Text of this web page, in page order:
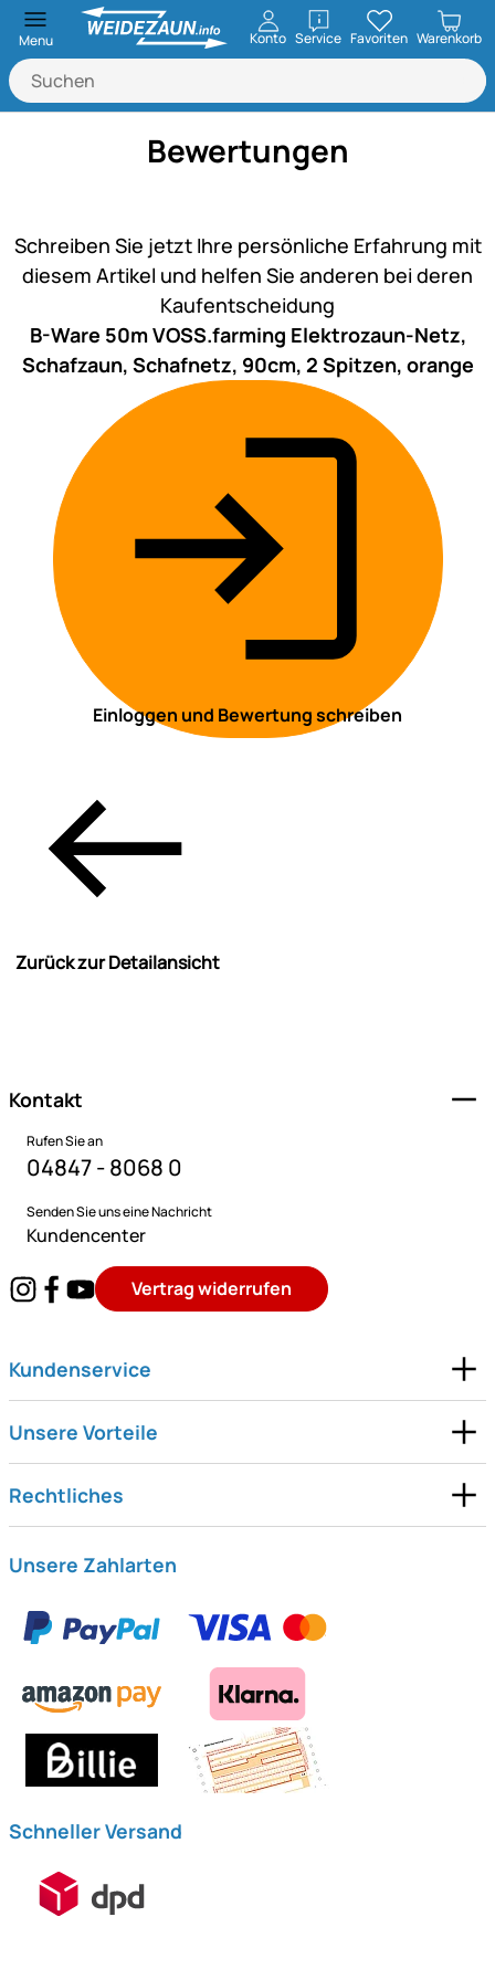
Menu Konto ServiceöffnenFavoriten Warenkorb
Bewertungen
Schreiben Sie jetzt Ihre persönliche Erfahrung mit
diesem Artikel und helfen Sie anderen bei deren
Kaufentscheidung
B-Ware 50m VOSS.farming Elektrozaun-Netz,
Schafzaun, Schafnetz, 90cm, 2 Spitzen, orange
Einloggen und Bewertung schreiben
Zurück zur Detailansicht
Kontakt
Rufen Sie an
04847 - 8068 0
Senden Sie uns eine Nachricht
Kundencenter
Vertrag widerrufen
Kundenservice
Unsere Vorteile
Rechtliches
Unsere Zahlarten
Schneller Versand